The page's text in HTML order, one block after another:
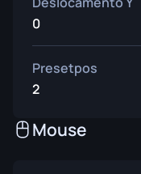
0
Presetpos
2
Mouse